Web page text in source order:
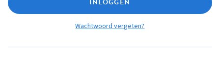
INLOGGEN
Wachtwoord vergeten?